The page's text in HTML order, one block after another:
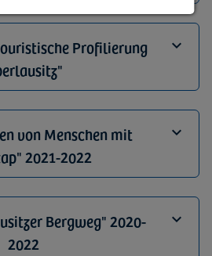
Profilierung
von Menschen mit
2021-2022
Bergweg" 2020-
2022